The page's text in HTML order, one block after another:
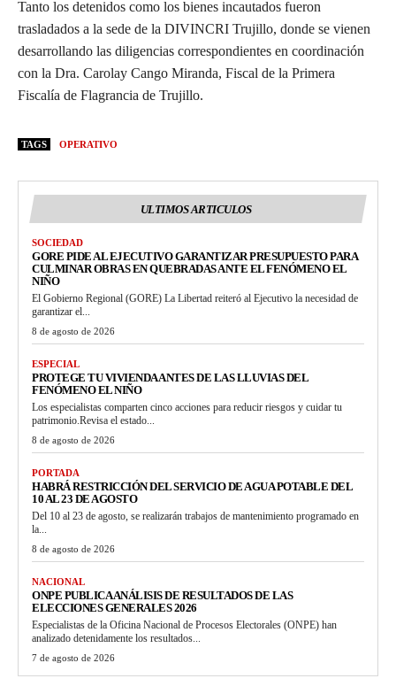
Tanto los detenidos como los bienes incautados fueron
trasladados a la sede de la DIVINCRI Trujillo, donde se vienen
desarrollando las diligencias correspondientes en coordinación
con la Dra. Carolay Cango Miranda, Fiscal de la Primera
Fiscalía de Flagrancia de Trujillo.
TAGS OPERATIVO
ULTIMOS ARTICULOS
SOCIEDAD
GORE PIDE AL EJECUTIVO GARANTIZAR PRESUPUESTO PARA
CULMINAR OBRAS EN QUEBRADAS ANTE EL FENÓMENO EL
NIÑO
El Gobierno Regional (GORE) La Libertad reiteró al Ejecutivo la necesidad de
garantizar el...
8 de agosto de 2026
ESPECIAL
PROTEGE TU VIVIENDA ANTES DE LAS LLUVIAS DEL
FENÓMENO EL NIÑO
Los especialistas comparten cinco acciones para reducir riesgos y cuidar tu
patrimonio.Revisa el estado...
8 de agosto de 2026
PORTADA
HABRÁ RESTRICCIÓN DEL SERVICIO DE AGUA POTABLE DEL
10 AL 23 DE AGOSTO
Del 10 al 23 de agosto, se realizarán trabajos de mantenimiento programado en
la...
8 de agosto de 2026
NACIONAL
ONPE PUBLICA ANÁLISIS DE RESULTADOS DE LAS
ELECCIONES GENERALES 2026
Especialistas de la Oficina Nacional de Procesos Electorales (ONPE) han
analizado detenidamente los resultados...
7 de agosto de 2026